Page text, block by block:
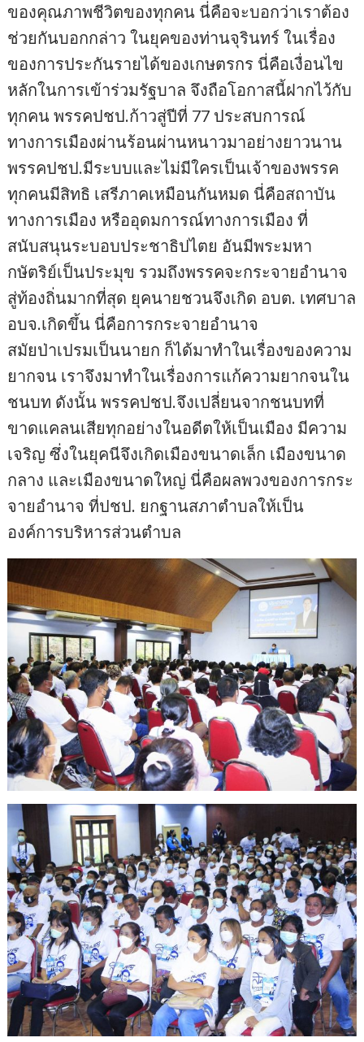
ของคุณภาพชีวิตของทุกคน นี่คือจะบอกว่าเราต้อง
ช่วยกันบอกกล่าว ในยุคของท่านจุรินทร์ ในเรื่อง
ของการประกันรายได้ของเกษตรกร นี่คือเงื่อนไข
หลักในการเข้าร่วมรัฐบาล จึงถือโอกาสนี้ฝากไว้กับ
ทุกคน พรรคปชป.ก้าวสู่ปีที่ 77 ประสบการณ์
ทางการเมืองผ่านร้อนผ่านหนาวมาอย่างยาวนาน
พรรคปชป.มีระบบและไม่มีใครเป็นเจ้าของพรรค
ทุกคนมีสิทธิ เสรีภาคเหมือนกันหมด นี่คือสถาบัน
ทางการเมือง หรืออุดมการณ์ทางการเมือง ที่
สนับสนุนระบอบประชาธิปไตย อันมีพระมหา
กษัตริย์เป็นประมุข รวมถึงพรรคจะกระจายอำนาจ
สู่ท้องถิ่นมากที่สุด ยุคนายชวนจึงเกิด อบต. เทศบาล
อบจ.เกิดขึ้น นี่คือการกระจายอำนาจ
สมัยป่าเปรมเป็นนายก ก็ได้มาทำในเรื่องของความ
ยากจน เราจึงมาทำในเรื่องการแก้ความยากจนใน
ชนบท ดังนั้น พรรคปชป.จึงเปลี่ยนจากชนบทที่
ขาดแคลนเสียทุกอย่างในอดีตให้เป็นเมือง มีความ
เจริญ ซึ่งในยุคนีจึงเกิดเมืองขนาดเล็ก เมืองขนาด
กลาง และเมืองขนาดใหญ่ นี่คือผลพวงของการกระ
จายอำนาจ ที่ปชป. ยกฐานสภาตำบลให้เป็น
องค์การบริหารส่วนตำบล